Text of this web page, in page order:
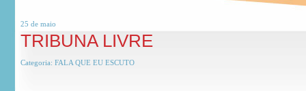
25 de maio
TRIBUNA LIVRE
Categoria: FALA QUE EU ESCUTO